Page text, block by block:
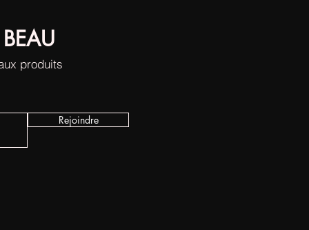
produits
Rejoindre